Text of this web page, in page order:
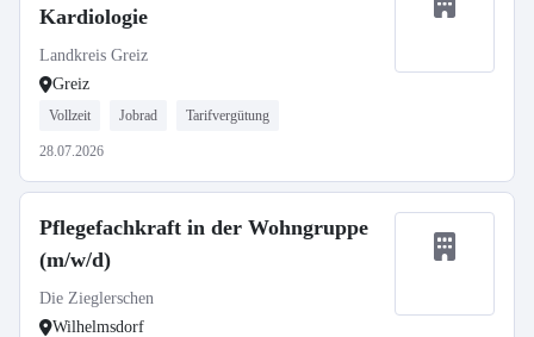
Kardiologie
Landkreis Greiz
Greiz
Vollzeit Jobrad Tarifvergütung
28.07.2026
Pflegefachkraft in der Wohngruppe
(m/w/d)
Die Zieglerschen
Wilhelmsdorf